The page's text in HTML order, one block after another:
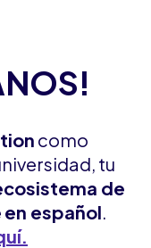
como
tu
de
en español.
.